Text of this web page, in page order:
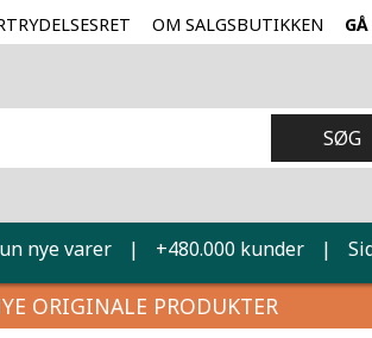
OM SALGSBUTIKKEN
nye varer | +480.000 kunder |
ORIGINALE PRODUKTER